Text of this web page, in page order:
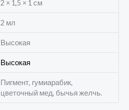
2 × 1,5 × 1 см
2 мл
Высокая
Высокая
Пигмент, гумиарабик,
цветочный мед, бычья желчь.